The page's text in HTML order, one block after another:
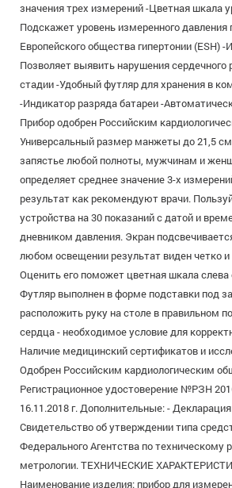
значения трех измерений -Цветная шкала
Подскажет уровень измеренного давления
Европейского общества гипертонии (ESH)
Позволяет выявить нарушения сердечного
стадии -Удобный футляр для хранения в
-Индикатор разряда батареи -
Прибор одобрен Российским
Универсальный размер манжеты до 21,5
запястье любой полноты, мужчинам и
определяет среднее значение 3-х
результат как рекомендуют врачи.
устройства на 30 показаний с датой и
дневником давления. Экран
любом освещении результат виден четко и
Оценить его поможет цветная шкала слева
Футляр выполнен в форме подставки под
расположить руку на столе в правильном
сердца - необходимое условие для
Наличие медицинский сертификатов и
Одобрен Российским кардиологическим
Регистрационное удостоверение №РЗН
16.11.2018 г. Дополнительные: -
Свидетельство об утверждении типа
Федерального Агентства по техническому
метрологии. ТЕХНИЧЕСКИЕ
Наименование изделия: прибор для